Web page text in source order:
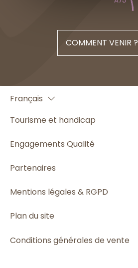
COMMENT VENIR ?
Français
Español
Tourisme et handicap
Engagements Qualité
Partenaires
Mentions légales & RGPD
Plan du site
Conditions générales de vente